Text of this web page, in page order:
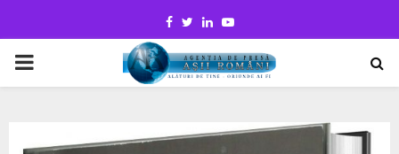
Facebook
TwitterLinkedinYoutube
PRIMARY